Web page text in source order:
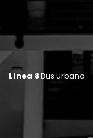
Línea 8Bus urbano